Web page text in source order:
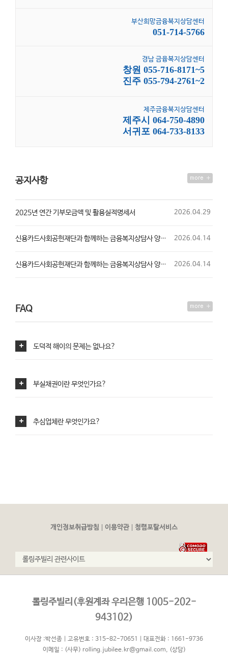
부산희망금융복지상담센터
051-714-5766
경남 금융복지상담센터
창원 055-716-8171~5
진주 055-794-2761~2
제주금융복지상담센터
제주시 064-750-4890
서귀포 064-733-8133
공지사항
2025년 연간 기부모금액 및 활용실적명세서 2026.04.29
신용카드사회공헌재단과 함께하는 금융복지상담사 양성과정 수강생 모집 2026.04.14
신용카드사회공헌재단과 함께하는 금융복지상담사 양성과정 커리큘럼 2026.04.14
기부금품 모집 및 사용명세 보고서 (제2023-52-3호)
롤링주빌리 리플렛 2018.02.05
2017.05.18
탕감한 채무에 대하여 롤링주빌리는 돈을 요구하지 않습니다 2017.01.25
2026년 7월 수입-지출내역 2026.08.04
FAQ
도덕적 해이의 문제는 없나요?
부실채권이란 무엇인가요?
추심업체란 무엇인가요?
개인정보취급방침 | 이용약관 | 청렴포탈서비스
롤링주빌리(후원계좌 우리은행 1005-202-
943102)
이사장 :박선종 | 고유번호 : 315-82-70651 | 대표전화 : 1661-9736
이메일 : (사무) rolling.jubilee.kr@gmail.com, (상담)